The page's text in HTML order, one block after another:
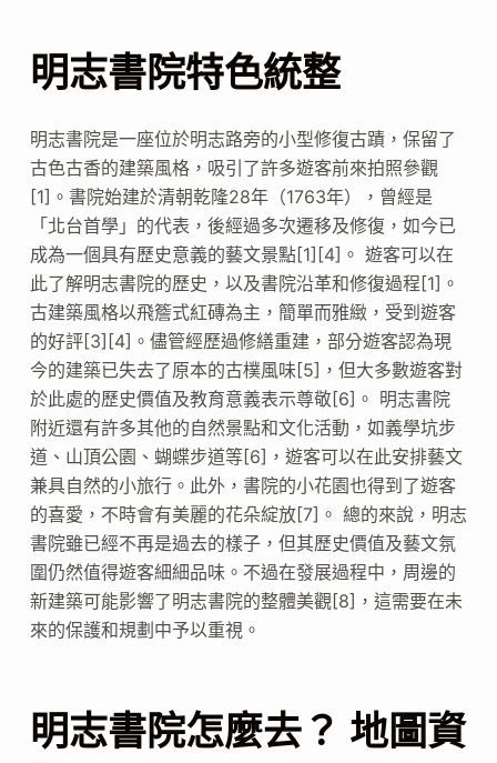
明志書院特色統整
明志書院是一座位於明志路旁的小型修復古蹟，保留了
古色古香的建築風格，吸引了許多遊客前來拍照參觀
[1]。書院始建於清朝乾隆28年（1763年），曾經是
「北台首學」的代表，後經過多次遷移及修復，如今已
成為一個具有歷史意義的藝文景點[1][4]。 遊客可以在
此了解明志書院的歷史，以及書院沿革和修復過程[1]。
古建築風格以飛簷式紅磚為主，簡單而雅緻，受到遊客
的好評[3][4]。儘管經歷過修繕重建，部分遊客認為現
今的建築已失去了原本的古樸風味[5]，但大多數遊客對
於此處的歷史價值及教育意義表示尊敬[6]。 明志書院
附近還有許多其他的自然景點和文化活動，如義學坑步
道、山頂公園、蝴蝶步道等[6]，遊客可以在此安排藝文
兼具自然的小旅行。此外，書院的小花園也得到了遊客
的喜愛，不時會有美麗的花朵綻放[7]。 總的來說，明志
書院雖已經不再是過去的樣子，但其歷史價值及藝文氛
圍仍然值得遊客細細品味。不過在發展過程中，周邊的
新建築可能影響了明志書院的整體美觀[8]，這需要在未
來的保護和規劃中予以重視。
明志書院怎麼去？ 地圖資